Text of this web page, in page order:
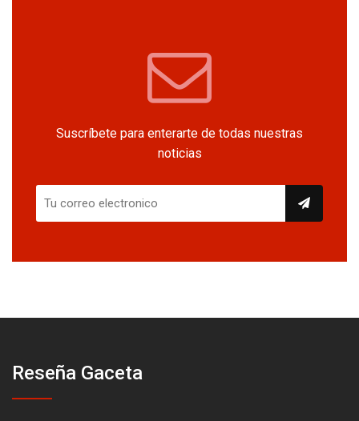
Suscríbete para enterarte de todas nuestras
noticias
Reseña Gaceta